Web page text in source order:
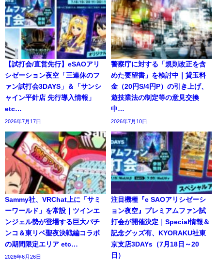
【試打会/直営先行】eSAOアリ
シゼーション夜空「三連休のフ
ァン試打会3DAYS」＆「サンシ
ャイン平針店 先行導入情報」
etc…
2026年7月17日
警察庁に対する「規則改正を含
めた要望書」を検討中｜貸玉料
金（20円S/4円P）の引き上げ、
遊技業法の制定等の意見交換
中…
2026年7月10日
Sammy社、VRChat上に「サミ
ーワールド」を常設｜ツインエ
ンジェル勢が登場する巨大パチ
ンコ＆東リベ聖夜決戦編コラボ
の期間限定エリア etc…
2026年6月26日
注目機種『e SAOアリシゼーシ
ョン夜空』プレミアムファン試
打会が開催決定｜Special情報＆
記念グッズ有、KYORAKU社東
京支店3DAYs（7月18日～20
日）